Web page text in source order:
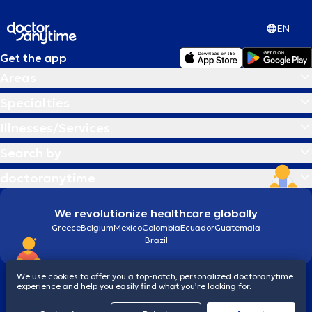
EN
Get the app
We revolutionize healthcare globally
GreeceBelgiumMexicoColombiaEcuadorGuatemala
Brazil
Cookiesdoctoranytime: Data Protection Policy
We use cookies to offer you a top-notch, personalized doctoranytime
experience and help you easily find what you’re looking for.